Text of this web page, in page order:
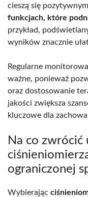
cieszą się
funkcjach, które
przykład,
wyników znacznie
Regularne
ważne, ponieważ
oraz dostosowanie
jakości zwiększa
kluczowe dla
Na co zwrócić
ograniczonej
Wybierając